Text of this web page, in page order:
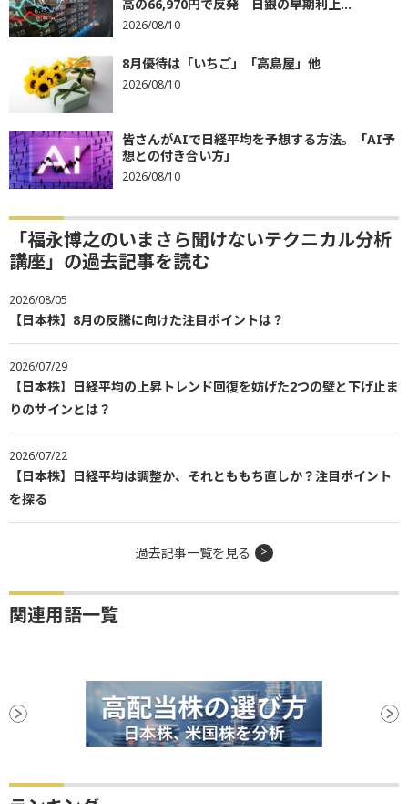
高の66,970円で反発 日銀の早期利上...
2026/08/10
8月優待は「いちご」「高島屋」他
2026/08/10
皆さんがAIで日経平均を予想する方法。「AI予
想との付き合い方」
2026/08/10
「福永博之のいまさら聞けないテクニカル分析
講座」の過去記事を読む
2026/08/05
【日本株】8月の反騰に向けた注目ポイントは？
2026/07/29
【日本株】日経平均の上昇トレンド回復を妨げた2つの壁と下げ止ま
りのサインとは？
2026/07/22
【日本株】日経平均は調整か、それとももち直しか？注目ポイント
を探る
過去記事一覧を見る
関連用語一覧